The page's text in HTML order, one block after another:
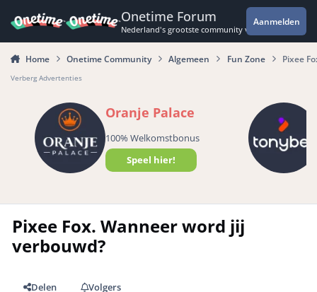
Onetime Forum
Nederland's grootste community voor de
Aanmelden
Home Onetime Community Algemeen Fun Zone Pixee
Verberg Advertenties
Oranje Palace
100% Welkomstbonus
Speel hier!
Pixee Fox. Wanneer word jij
verbouwd?
Delen
Volgers